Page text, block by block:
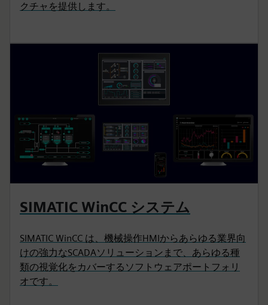
クチャを提供します。
SIMATIC WinCC システム
SIMATIC WinCC は、機械操作HMIからあらゆる業界向
けの強力なSCADAソリューションまで、あらゆる種
類の視覚化をカバーするソフトウェアポートフォリ
オです。